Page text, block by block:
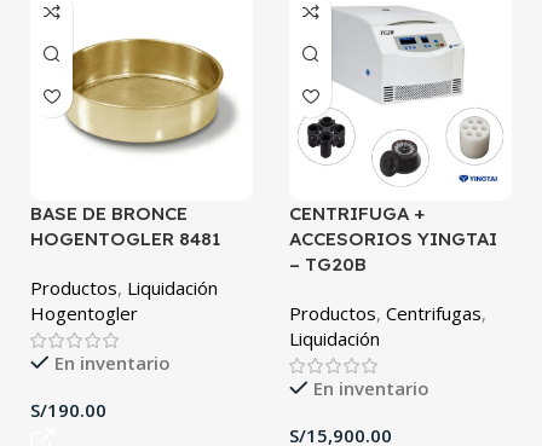
BASE DE BRONCE
HOGENTOGLER 8481
Productos, Liquidación
Hogentogler
En inventario
S/
CENTRIFUGA +
ACCESORIOS YINGTAI
– TG20B
Productos, Centrifugas,
Liquidación
En inventario
S/